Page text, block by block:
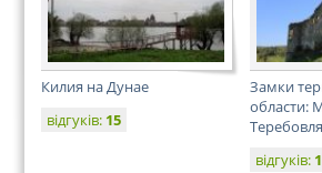
Килия на Дунае
відгуків: 15
Замки
области:
відгуків: 1